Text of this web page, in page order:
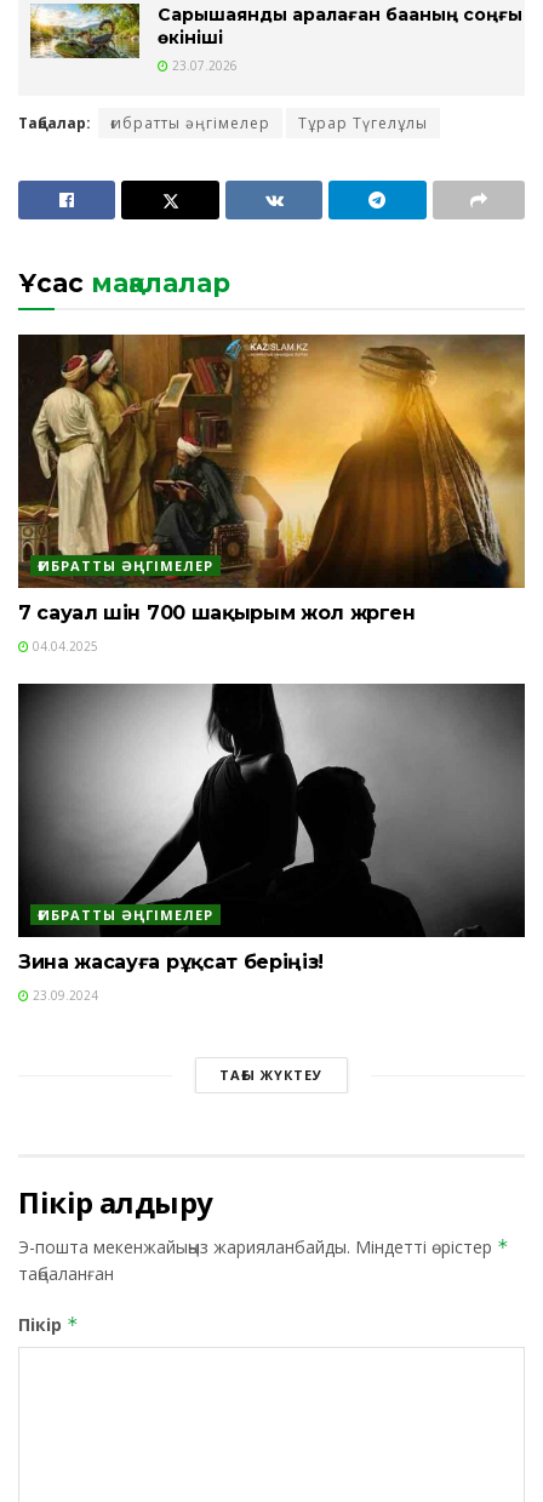
Сарышаянды арқалаған бақаның соңғы
өкініші
23.07.2026
Таңбалар: ғибратты әңгімелер Тұрар Түгелұлы
Ұқсас мақалалар
ҒИБРАТТЫ ӘҢГІМЕЛЕР
7 сауал үшін 700 шақырым жол жүрген
04.04.2025
ҒИБРАТТЫ ӘҢГІМЕЛЕР
Зина жасауға рұқсат беріңіз!
23.09.2024
ТАҒЫ ЖҮКТЕУ
Пікір қалдыру
Э-пошта мекенжайыңыз жарияланбайды. Міндетті өрістер *
таңбаланған
Пікір *